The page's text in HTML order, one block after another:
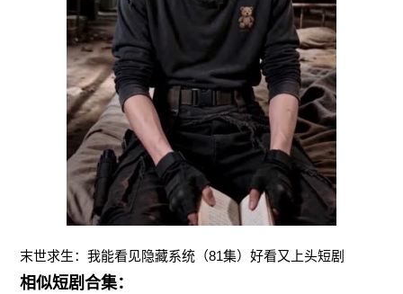
末世求生：我能看见隐藏系统（81集）好看又上头短剧
相似短剧合集：